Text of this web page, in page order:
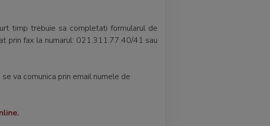
timp trebuie sa completati formularul de
prin fax la numarul: 021.311.77.40/41 sau
va comunica prin email numele de
.